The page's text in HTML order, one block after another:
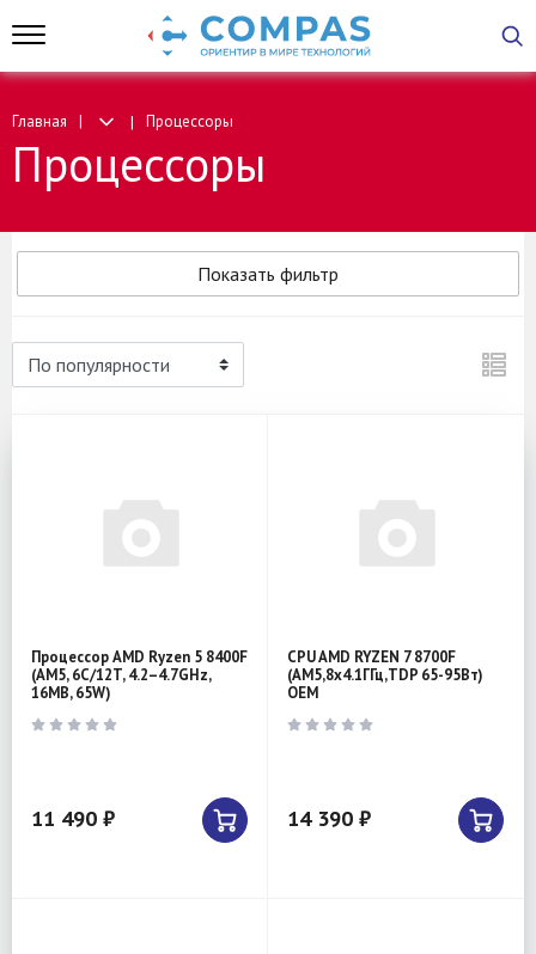
Главная Процессоры
Процессоры
Показать фильтр
Процессор AMD Ryzen 5 8400F
(AM5, 6C/12T, 4.2–4.7GHz,
16MB, 65W)
11 490 ₽
CPU AMD RYZEN 7 8700F
(AM5,8x4.1ГГц,TDP 65-95Вт)
OEM
14 390 ₽